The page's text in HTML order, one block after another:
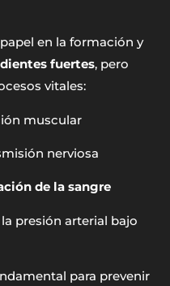
en la formación y
fuertes, pero
vitales:
muscular
nerviosa
de la sangre
presión arterial bajo
para prevenir